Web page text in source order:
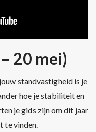
20 mei)
standvastigheid is je
hoe je stabiliteit en
je gids zijn om dit jaar
te vinden.